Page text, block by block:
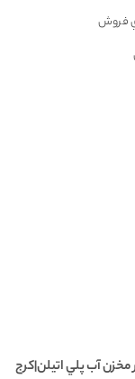
فروش
آب پلي اتيلن|کرج